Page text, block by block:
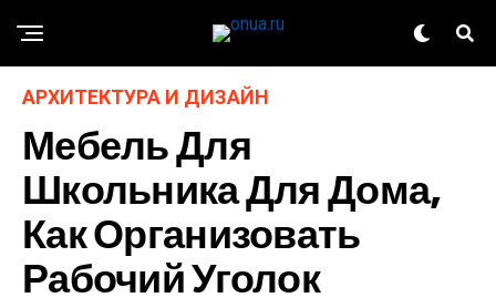
АРХИТЕКТУРА И ДИЗАЙН
Мебель Для
Школьника Для Дома,
Как Организовать
Рабочий Уголок